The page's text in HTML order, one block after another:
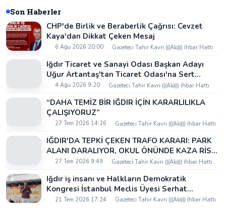
Son Haberler
CHP'de Birlik ve Beraberlik Çağrısı: Cevzet
Kaya'dan Dikkat Çeken Mesaj
6 Ağu 2026 20:00 Gazeteci Tahir Kavri (((Alo))) İhbar Hattı
Iğdır Ticaret ve Sanayi Odası Başkan Adayı
Uğur Artantaş'tan Ticaret Odası'na Sert
Eleştiri: "Nakliyeci Sahipsiz Bırakılamaz"
4 Ağu 2026 9:20 Gazeteci Tahir Kavri (((Alo))) İhbar Hattı
“DAHA TEMİZ BİR IĞDIR İÇİN KARARLILIKLA
ÇALIŞIYORUZ”
27 Tem 2026 14:26 Gazeteci Tahir Kavri (((Alo))) İhbar Hattı
IĞDIR'DA TEPKİ ÇEKEN TRAFO KARARI: PARK
ALANI DARALIYOR, OKUL ÖNÜNDE KAZA RİSKİ
İDDİASI VE IĞDIR VALİSİ NEREDE?
27 Tem 2026 9:49 Gazeteci Tahir Kavri (((Alo))) İhbar Hattı
Iğdır iş insanı ve Halkların Demokratik
Kongresi İstanbul Meclis Üyesi Serhat
Kaya’dan Iğdır Tanıtım Günleri’nde birlik ve
21 Tem 2026 17:24 Gazeteci Tahir Kavri (((Alo))) İhbar Hattı